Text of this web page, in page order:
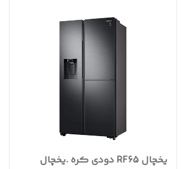
یخچال RF65 دودی کره .یخچال